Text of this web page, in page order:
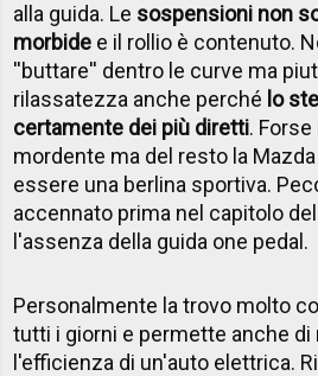
alla guida. Le sospensioni non
morbide e il rollio è contenuto.
''buttare'' dentro le curve ma
rilassatezza anche perché lo
certamente dei più diretti.
mordente ma del resto la
essere una berlina sportiva.
accennato prima nel capitolo
l'assenza della guida one pedal.
Personalmente la trovo molto
tutti i giorni e permette anche
l'efficienza di un'auto elettrica.